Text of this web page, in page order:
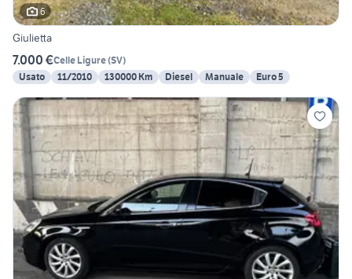
6
Giulietta
7.000 €Celle Ligure(SV)
Usato
11/2010 130000 Km Diesel Manuale Euro 5